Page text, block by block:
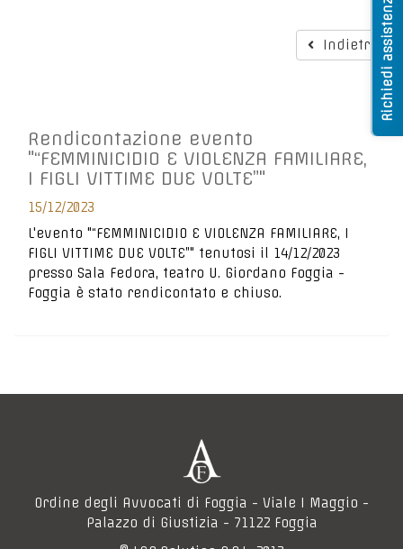
Richiedi assistenza
Indietro
Rendicontazione evento
"“FEMMINICIDIO E VIOLENZA FAMILIARE,
I FIGLI VITTIME DUE VOLTE”"
15/12/2023
L'evento "“FEMMINICIDIO E VIOLENZA FAMILIARE, I
FIGLI VITTIME DUE VOLTE”" tenutosi il 14/12/2023
presso Sala Fedora, teatro U. Giordano Foggia -
Foggia è stato rendicontato e chiuso.
Ordine degli Avvocati di Foggia - Viale I Maggio -
Palazzo di Giustizia - 71122 Foggia